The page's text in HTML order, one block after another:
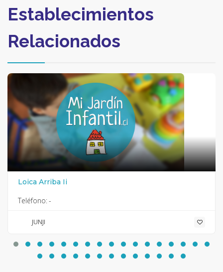
Establecimientos
Relacionados
Loica Arriba Ii
Teléfono:-
JUNJI